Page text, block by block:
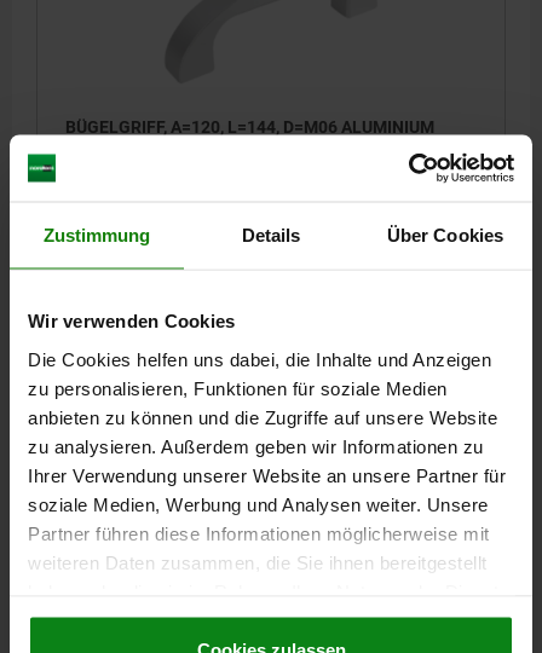
Zustimmung Details Über Cookies
Wir verwenden Cookies
Die Cookies helfen uns dabei, die Inhalte und Anzeigen
zu personalisieren, Funktionen für soziale Medien
anbieten zu können und die Zugriffe auf unsere Website
zu analysieren. Außerdem geben wir Informationen zu
Ihrer Verwendung unserer Website an unsere Partner für
soziale Medien, Werbung und Analysen weiter. Unsere
Partner führen diese Informationen möglicherweise mit
weiteren Daten zusammen, die Sie ihnen bereitgestellt
gesammelt haben.Cookie Richtlinien
Datenschutz|AGB
BÜGELGRIFF, A=120, L=144, D=M06 ALUMINIUM
LÄNGE=144
FARBE GRUNDKÖRPER=NATUR ELOXIERT
B=22
34,47 CHF
zzgl. MwSt.
zzgl. Versandkosten
DETAILS
06910